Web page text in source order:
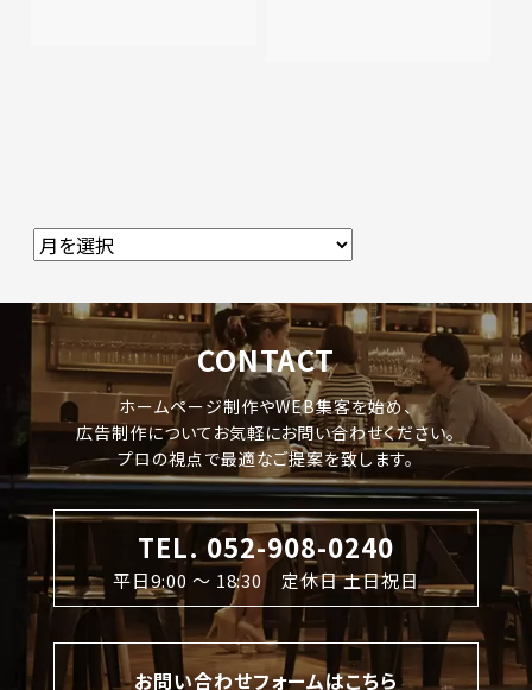
CONTACT
ホームページ制作やWEB集客を始め、
広告制作についてお気軽にお問い合わせください。
プロの視点で最適なご提案を致します。
TEL. 052-908-0240
平日9:00 〜 18:30 定休日 土日祝日
お問い合わせフォームはこちら